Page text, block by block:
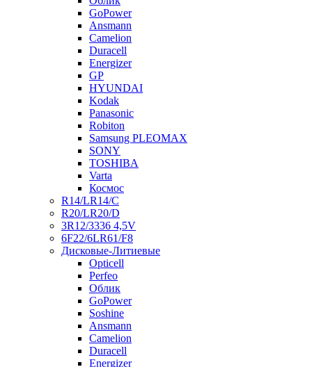
GoPower
Ansmann
Camelion
Duracell
Energizer
GP
HYUNDAI
Kodak
Panasonic
Robiton
Samsung PLEOMAX
SONY
TOSHIBA
Varta
Космос
R14/LR14/C
R20/LR20/D
3R12/3336 4,5V
6F22/6LR61/F8
Дисковые-Литиевые
Opticell
Perfeo
Облик
GoPower
Soshine
Ansmann
Camelion
Duracell
Energizer